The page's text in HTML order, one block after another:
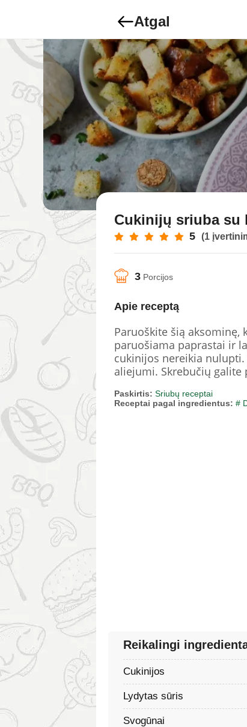
Atgal
Cukinijų sriuba su
5 (1
3 Porcijos
Apie receptą
Paruoškite šią
paruošiama paprastai ir
cukinijos nereikia
aliejumi. Skrebučių
Paskirtis: Sriubų receptai
Receptai pagal ingredientus: #
Reikalingi
Cukinijos
Lydytas sūris
Svogūnai